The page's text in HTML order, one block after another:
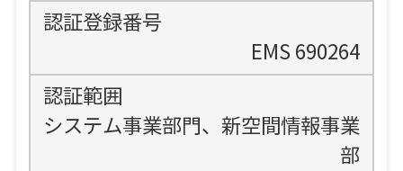
EMS 690264
システム事業部門、新空間情報事業
部